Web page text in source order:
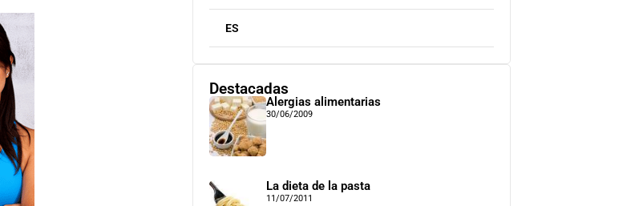
ES
Destacadas
Alergias alimentarias
30/06/2009
La dieta de la pasta
11/07/2011